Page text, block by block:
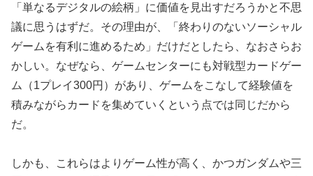
「単なるデジタルの絵柄」に価値を見出すだろうかと不思
議に思うはずだ。その理由が、「終わりのないソーシャル
ゲームを有利に進めるため」だけだとしたら、なおさらお
かしい。なぜなら、ゲームセンターにも対戦型カードゲー
ム（1プレイ300円）があり、ゲームをこなして経験値を
積みながらカードを集めていくという点では同じだから
だ。
しかも、これらはよりゲーム性が高く、かつガンダムや三